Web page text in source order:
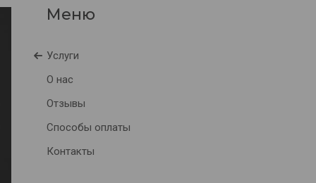
Услуги
О нас
Отзывы
Способы оплаты
Контакты